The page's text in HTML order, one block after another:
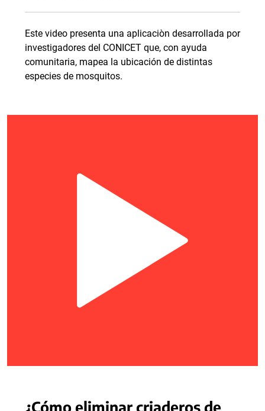
Este video presenta una aplicaciòn desarrollada por
investigadores del CONICET que, con ayuda
comunitaria, mapea la ubicación de distintas
especies de mosquitos.
¿Cómo eliminar criaderos de